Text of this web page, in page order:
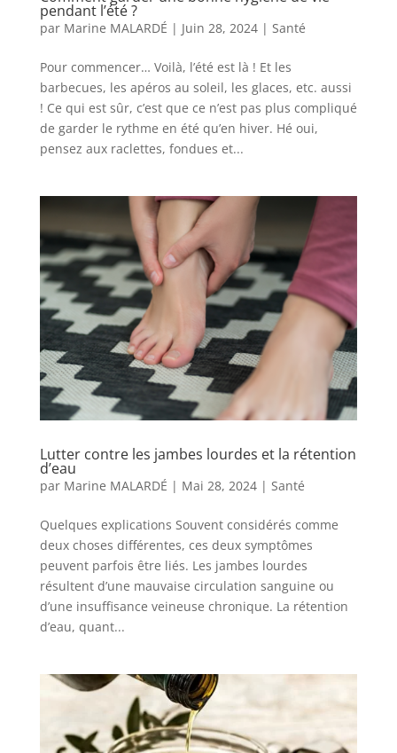
pendant l’été ?
par Marine MALARDÉ | Juin 28, 2024| Santé
Pour commencer… Voilà, l’été est là ! Et les
barbecues, les apéros au soleil, les glaces, etc. aussi
! Ce qui est sûr, c’est que ce n’est pas plus compliqué
de garder le rythme en été qu’en hiver. Hé oui,
pensez aux raclettes, fondues et...
Lutter contre les jambes lourdes et la rétention
d’eau
par Marine MALARDÉ | Mai 28, 2024| Santé
Quelques explications Souvent considérés comme
deux choses différentes, ces deux symptômes
peuvent parfois être liés. Les jambes lourdes
résultent d’une mauvaise circulation sanguine ou
d’une insuffisance veineuse chronique. La rétention
d’eau, quant...